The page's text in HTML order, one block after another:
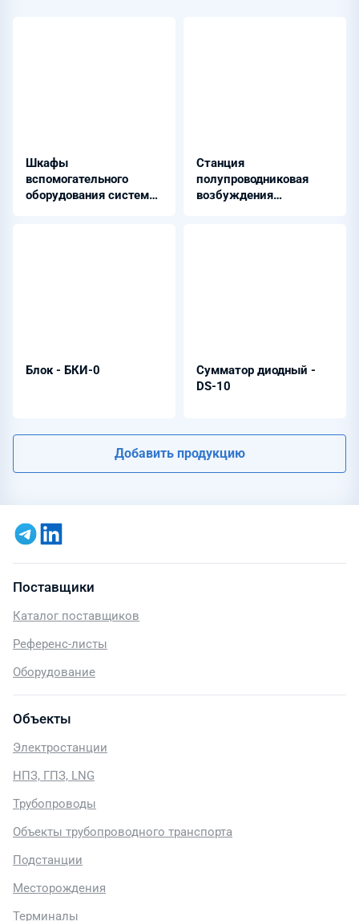
Шкафы
вспомогательного
оборудования системы
Станция
полупроводниковая
возбуждения
Блок - БКИ-0
Сумматор диодный -
DS-10
Добавить продукцию
Поставщики
Каталог поставщиков
Референс-листы
Оборудование
Объекты
Электростанции
НПЗ, ГПЗ, LNG
Трубопроводы
Объекты трубопроводного транспорта
Подстанции
Месторождения
Терминалы